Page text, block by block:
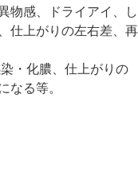
物感、ドライアイ、し
仕上がりの左右差、再
・化膿、仕上がりの
なる等。